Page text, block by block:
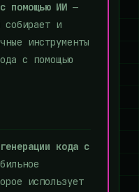
помощью ИИ —
собирает и
инструменты
с помощью
кода с
использует